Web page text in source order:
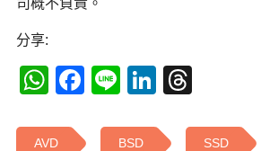
司概不負責。
分享:
WhatsApp
Facebook
LineLinkedIn
AVD BSD SSD